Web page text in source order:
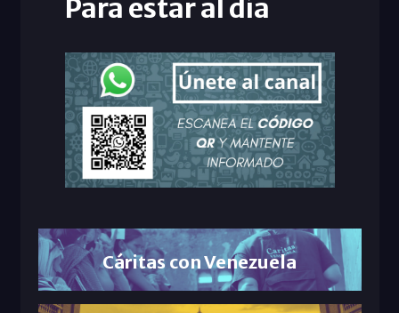
Para estar al día
Cáritas con Venezuela